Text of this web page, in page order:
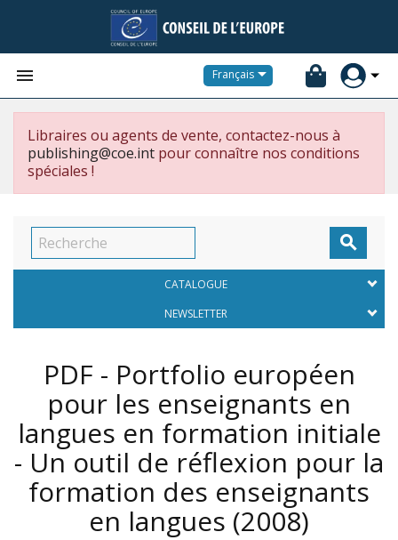
 Français
Libraires ou agents de vente, contactez-nous à
publishing@coe.int pour connaître nos conditions
spéciales !

CATALOGUE
NEWSLETTER
PDF - Portfolio européen
pour les enseignants en
langues en formation initiale
- Un outil de réflexion pour la
formation des enseignants
en langues (2008)